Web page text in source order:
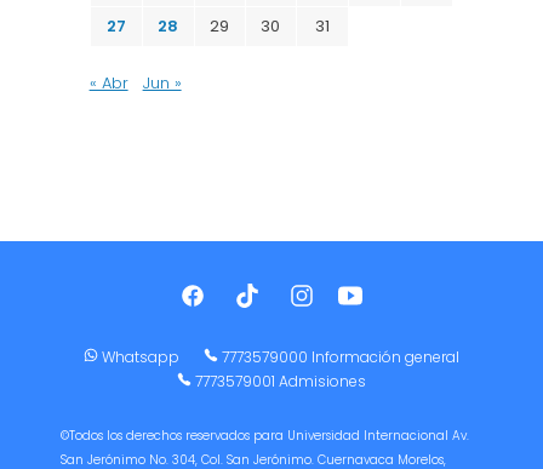
27
28 29 30 31
« Abr Jun »
Whatsapp
7773579000 Información general
7773579001 Admisiones
©Todos los derechos reservados para Universidad Internacional Av.
San Jerónimo No. 304, Col. San Jerónimo. Cuernavaca Morelos,